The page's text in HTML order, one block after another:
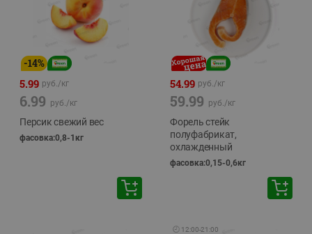
-14%
5.99 руб./кг
6.99 руб./кг
Персик свежий вес
фасовка:0,8-1кг
54.99 руб./кг
59.99 руб./кг
Форель стейк
полуфабрикат,
охлажденный
фасовка:0,15-0,6кг
🕘 12:00-21:00